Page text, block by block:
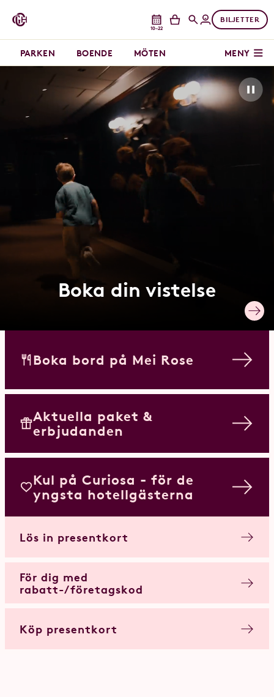
10–22
BILJETTER
PARKEN BOENDE MÖTEN MENY
Boka din vistelse
Boka bord på Mei Rose
Aktuella paket &
erbjudanden
Kul på Curiosa - för de
yngsta hotellgästerna
Lös in presentkort
För dig med
rabatt-/företagskod
Köp presentkort